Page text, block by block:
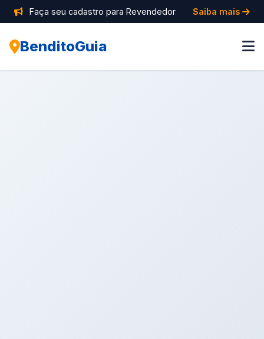
Faça seu cadastro para Revendedor Saiba mais
BenditoGuia